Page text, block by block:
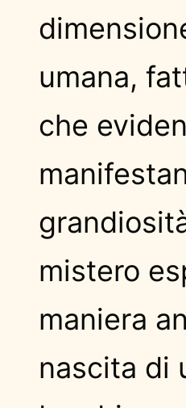
umana,
che
mistero
maniera
nascita di